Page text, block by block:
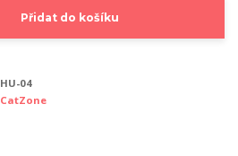
Přidat do košíku
HU-04
CatZone